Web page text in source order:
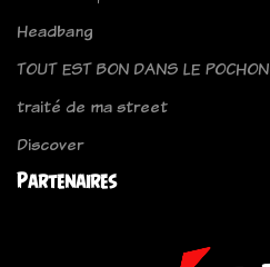
Headbang
TOUT EST BON DANS LE POCHON
traité de ma street
Discover
Partenaires